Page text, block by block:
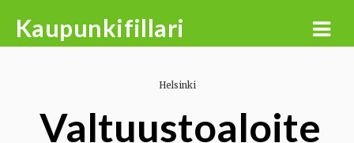
Kaupunkifillari
Helsinki
Valtuustoaloite